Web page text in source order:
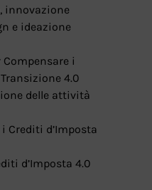
innovazione
e ideazione
i
4.0
delle attività
Crediti d’Imposta
d’Imposta 4.0